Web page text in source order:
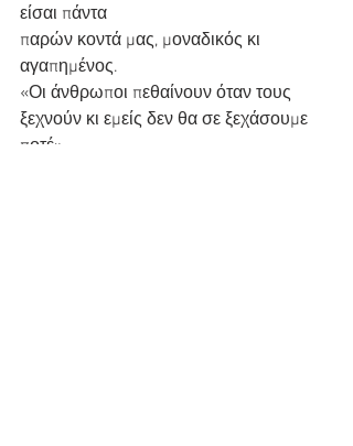
είσαι πάντα
παρών κοντά μας, μοναδικός κι
αγαπημένος.
«Οι άνθρωποι πεθαίνουν όταν τους
ξεχνούν κι εμείς δεν θα σε ξεχάσουμε
ποτέ».